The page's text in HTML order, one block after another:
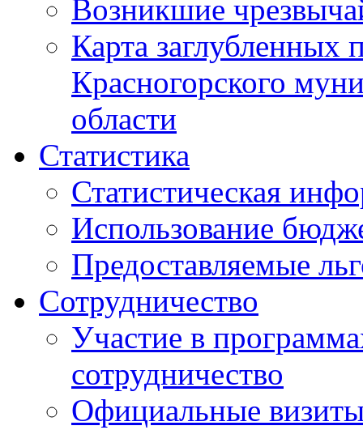
Возникшие
Карта
Красногорского
области
Статистика
Статистическая
Использование
Предоставляемые
Сотрудничество
Участие в
сотрудничество
Официальные